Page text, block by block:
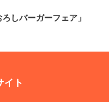
しバーガーフェア」
イト